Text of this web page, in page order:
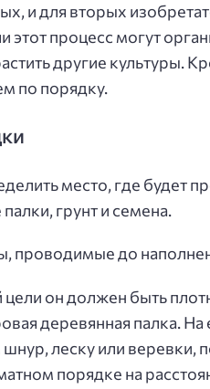
и для вторых
процесс могут
другие культуры.
по порядку.
место, где будет
грунт и семена.
проводимые до
он должен быть
деревянная палка. На
леску или веревки,
порядке на